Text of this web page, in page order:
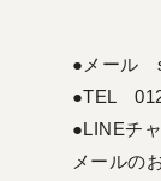
●メール
●TEL
●LINEチ
メールの